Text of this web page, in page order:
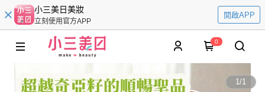
小三美日美妝
立刻使用官方APP
開啟APP
0
1/1